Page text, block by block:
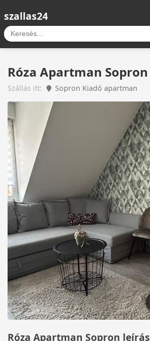
szallas24
Róza Apartman Sopron
Szállás itt: Sopron Kiadó apartman
Róza Apartman Sopron leírás